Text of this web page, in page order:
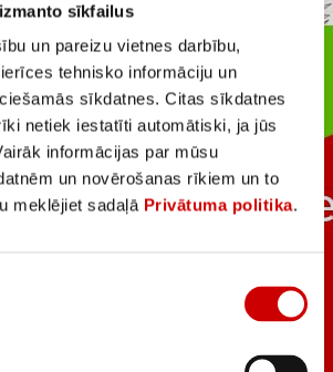
sīkfailus
un pareizu vietnes darbību,
tehnisko informāciju un
sīkdatnes. Citas sīkdatnes
netiek iestatīti automātiski, ja jūs
informācijas par mūsu
un novērošanas rīkiem un to
meklējiet sadaļā Privātuma politika.